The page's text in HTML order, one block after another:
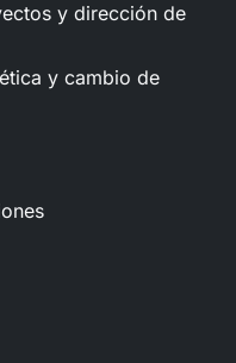
y dirección de
y cambio de